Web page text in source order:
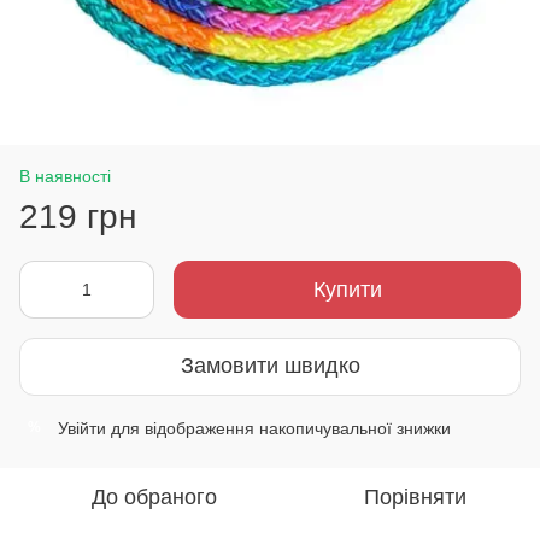
В наявності
219 грн
Купити
Замовити швидко
Увійти для відображення накопичувальної знижки
До обраного Порівняти